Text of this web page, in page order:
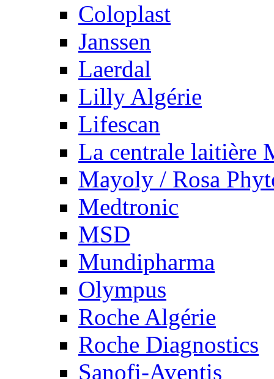
Coloplast
Janssen
Laerdal
Lilly Algérie
Lifescan
La centrale laitière
Mayoly / Rosa
Medtronic
MSD
Mundipharma
Olympus
Roche Algérie
Roche Diagnostics
Sanofi-Aventis